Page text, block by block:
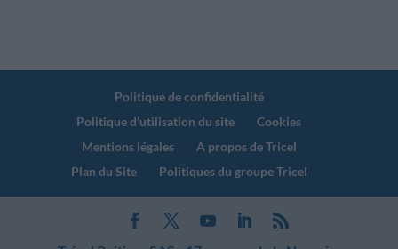
Politique de confidentialité
Politique d’utilisation du site
Cookies
Mentions légales
A propos de Tricel
Plan du Site
Politiques du groupe Tricel